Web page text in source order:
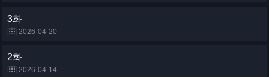
3화
2026-04-20
2화
2026-04-14